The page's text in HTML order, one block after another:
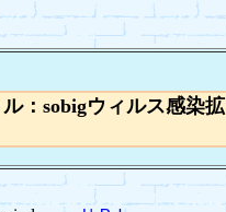
：sobigウィルス感染拡